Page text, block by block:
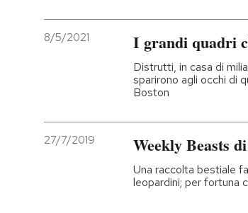
8/5/2021 I grandi quadri
Distrutti, in casa di
sparirono agli occhi di
Boston
27/7/2019 Weekly Beasts
Una raccolta bestiale
leopardini; per fortuna